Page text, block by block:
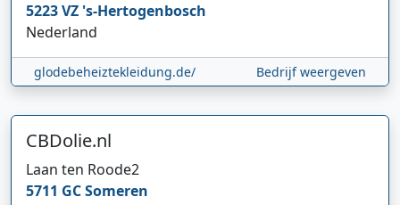
5223 VZ 's-Hertogenbosch
Nederland
glodebeheiztekleidung.de/ Bedrijf weergeven
CBDolie.nl
Laan ten Roode2
5711 GCSomeren